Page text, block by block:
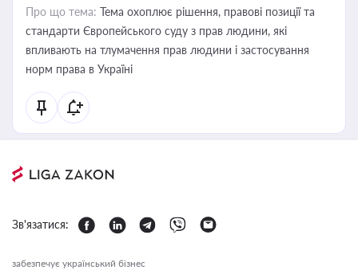
Про що тема: Тема охоплює рішення, правові позиції та
стандарти Європейського суду з прав людини, які
впливають на тлумачення прав людини і застосування
норм права в Україні
Зв'язатися:
забезпечує український бізнес